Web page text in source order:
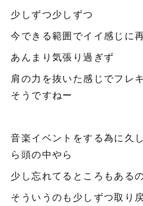
少しずつ少しずつ
今できる範囲でイイ感じに
あんまり気張り過ぎず
肩の力を抜いた感じでフレ
そうですねー
音楽イベントをする為に久
ら頭の中やら
少し忘れてるところもある
そういうのも少しずつ取り